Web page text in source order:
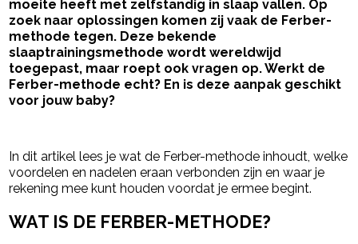
moeite heeft met zelfstandig in slaap vallen. Op
zoek naar oplossingen komen zij vaak de Ferber-
methode tegen. Deze bekende
slaaptrainingsmethode wordt wereldwijd
toegepast, maar roept ook vragen op. Werkt de
Ferber-methode echt? En is deze aanpak geschikt
voor jouw baby?
In dit artikel lees je wat de Ferber-methode inhoudt, welke
voordelen en nadelen eraan verbonden zijn en waar je
rekening mee kunt houden voordat je ermee begint.
WAT IS DE FERBER-METHODE?